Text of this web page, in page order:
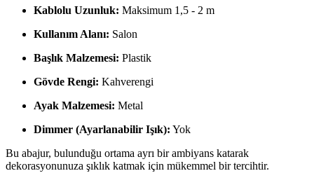
Kablolu Uzunluk: Maksimum 1,5 - 2 m
Kullanım Alanı: Salon
Başlık Malzemesi: Plastik
Gövde Rengi: Kahverengi
Ayak Malzemesi: Metal
Dimmer (Ayarlanabilir Işık): Yok
Bu abajur, bulunduğu ortama ayrı bir ambiyans katarak
dekorasyonunuza şıklık katmak için mükemmel bir tercihtir.